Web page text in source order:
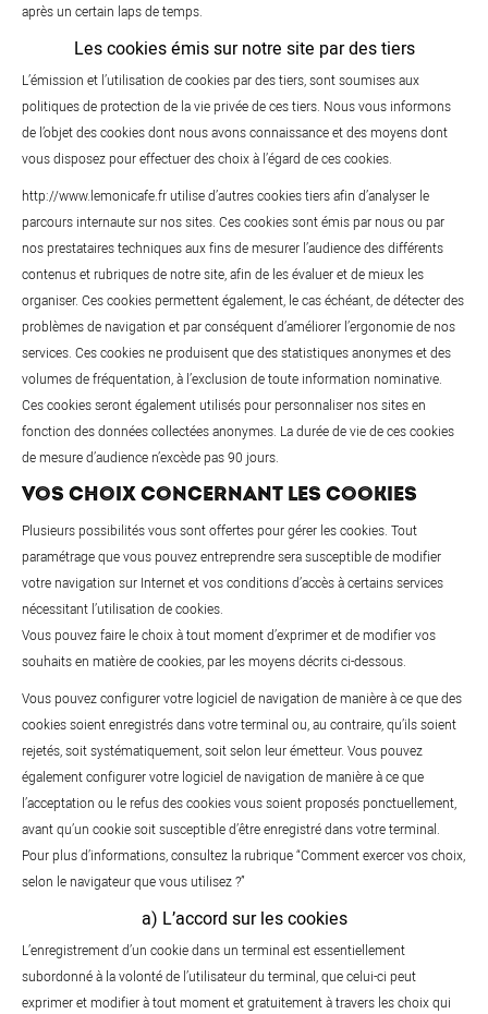
après un certain laps de temps.
Les cookies émis sur notre site par des tiers
L’émission et l’utilisation de cookies par des tiers, sont soumises aux
politiques de protection de la vie privée de ces tiers. Nous vous informons
de l’objet des cookies dont nous avons connaissance et des moyens dont
vous disposez pour effectuer des choix à l’égard de ces cookies.
http://www.lemonicafe.fr utilise d’autres cookies tiers afin d’analyser le
parcours internaute sur nos sites. Ces cookies sont émis par nous ou par
nos prestataires techniques aux fins de mesurer l’audience des différents
contenus et rubriques de notre site, afin de les évaluer et de mieux les
organiser. Ces cookies permettent également, le cas échéant, de détecter des
problèmes de navigation et par conséquent d’améliorer l’ergonomie de nos
services. Ces cookies ne produisent que des statistiques anonymes et des
volumes de fréquentation, à l’exclusion de toute information nominative.
Ces cookies seront également utilisés pour personnaliser nos sites en
fonction des données collectées anonymes. La durée de vie de ces cookies
de mesure d’audience n’excède pas 90 jours.
VOS CHOIX CONCERNANT LES COOKIES
Plusieurs possibilités vous sont offertes pour gérer les cookies. Tout
paramétrage que vous pouvez entreprendre sera susceptible de modifier
votre navigation sur Internet et vos conditions d’accès à certains services
nécessitant l’utilisation de cookies.
Vous pouvez faire le choix à tout moment d’exprimer et de modifier vos
souhaits en matière de cookies, par les moyens décrits ci-dessous.
Vous pouvez configurer votre logiciel de navigation de manière à ce que des
cookies soient enregistrés dans votre terminal ou, au contraire, qu’ils soient
rejetés, soit systématiquement, soit selon leur émetteur. Vous pouvez
également configurer votre logiciel de navigation de manière à ce que
l’acceptation ou le refus des cookies vous soient proposés ponctuellement,
avant qu’un cookie soit susceptible d’être enregistré dans votre terminal.
Pour plus d’informations, consultez la rubrique “Comment exercer vos choix,
selon le navigateur que vous utilisez ?”
a) L’accord sur les cookies
L’enregistrement d’un cookie dans un terminal est essentiellement
subordonné à la volonté de l’utilisateur du terminal, que celui-ci peut
exprimer et modifier à tout moment et gratuitement à travers les choix qui